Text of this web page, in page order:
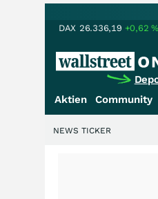
DAX 26.336,19 +0,62%
Aktien Community
NEWS TICKER